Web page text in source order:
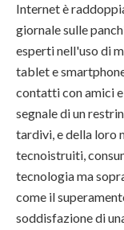
Internet è
giornale sulle
esperti nell'uso di
tablet e
contatti con amici
segnale di un
tardivi, e della loro
tecnoistruiti,
tecnologia ma
come il
soddisfazione di